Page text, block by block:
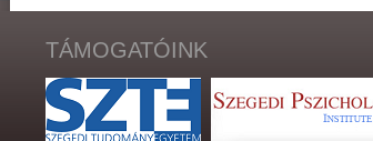
TÁMOGATÓINK